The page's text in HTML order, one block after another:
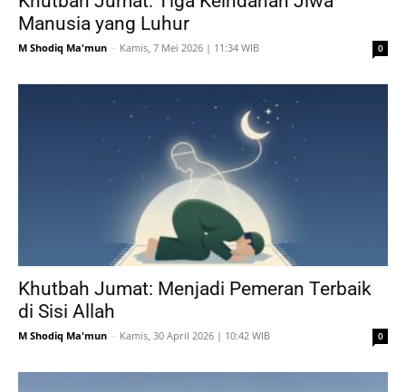
Manusia yang Luhur
M Shodiq Ma'mun - Kamis, 7 Mei 2026 | 11:34 WIB 0
Khutbah Jumat: Menjadi Pemeran Terbaik
di Sisi Allah
M Shodiq Ma'mun - Kamis, 30 April 2026 | 10:42 WIB 0